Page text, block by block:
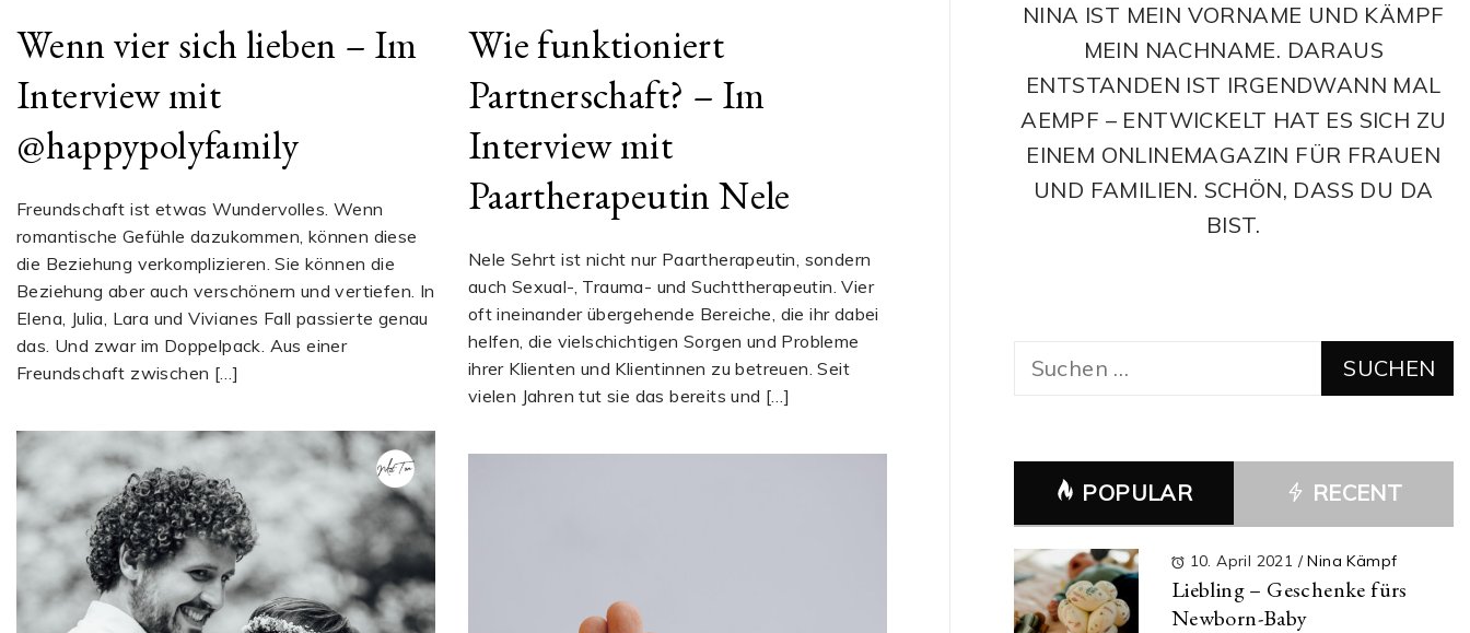
Wenn vier sich lieben – Im
Interview mit
@happypolyfamily
Freundschaft ist etwas Wundervolles. Wenn
romantische Gefühle dazukommen, können diese
die Beziehung verkomplizieren. Sie können die
Beziehung aber auch verschönern und vertiefen. In
Elena, Julia, Lara und Vivianes Fall passierte genau
das. Und zwar im Doppelpack. Aus einer
Freundschaft zwischen […]
Wie funktioniert
Partnerschaft? – Im
Interview mit
Paartherapeutin Nele
Nele Sehrt ist nicht nur Paartherapeutin, sondern
auch Sexual-, Trauma- und Suchttherapeutin. Vier
oft ineinander übergehende Bereiche, die ihr dabei
helfen, die vielschichtigen Sorgen und Probleme
ihrer Klienten und Klientinnen zu betreuen. Seit
vielen Jahren tut sie das bereits und […]
NINA IST MEIN VORNAME UND KÄMPF
MEIN NACHNAME. DARAUS
ENTSTANDEN IST IRGENDWANN MAL
AEMPF – ENTWICKELT HAT ES SICH ZU
EINEM ONLINEMAGAZIN FÜR FRAUEN
UND FAMILIEN. SCHÖN, DASS DU DA
BIST.
Suchen
POPULAR RECENT
10. April 2021 / Nina Kämpf
Liebling – Geschenke fürs
Newborn-Baby